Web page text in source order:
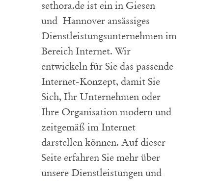
sethora.de ist ein in Giesen
und Hannover ansässiges
Dienstleistungsunternehmen im
Bereich Internet. Wir
entwickeln für Sie das passende
Internet-Konzept, damit Sie
Sich, Ihr Unternehmen oder
Ihre Organisation modern und
zeitgemäß im Internet
darstellen können. Auf dieser
Seite erfahren Sie mehr über
unsere Dienstleistungen und